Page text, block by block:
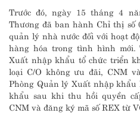
Trước đó, ngày 15 tháng 4
Thương đã ban hành Chỉ thị số
quản lý nhà nước đối với hoạt
hàng hóa trong tình hình mới.
Xuất nhập khẩu tổ chức triển
loại C/O không ưu đãi, CNM
Phòng Quản lý Xuất nhập
khẩu sau khi thu hồi quyền
CNM và đăng ký mã số REX từ